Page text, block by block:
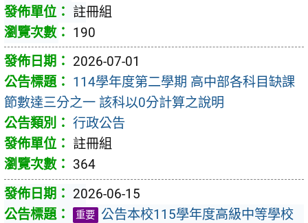
註冊組
190
2026-07-01
114學年度第二學期 高中部各科目缺課
節數達三分之一 該科以0分計算之說明
行政公告
註冊組
364
2026-06-15
重要 公告本校115學年度高級中等學校